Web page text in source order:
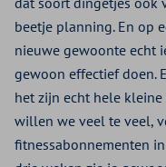
beetje planning. En op
nieuwe gewoonte echt
gewoon effectief doen.
het zijn echt hele
willen we veel te veel,
fitnessabonnementen